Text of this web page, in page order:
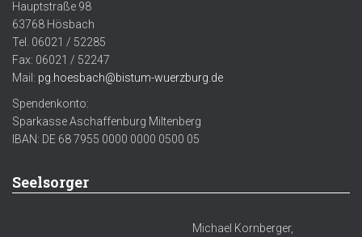
Hauptstraße 98
63768 Hösbach
Tel. 06021 / 52285
Fax: 06021 / 52247
Mail: pg.hoesbach@bistum-wuerzburg.de
Spendenkonto:
Sparkasse Aschaffenburg Miltenberg
IBAN: DE 68 7955 0000 0000 0500 05
Seelsorger
Michael Kornberger,